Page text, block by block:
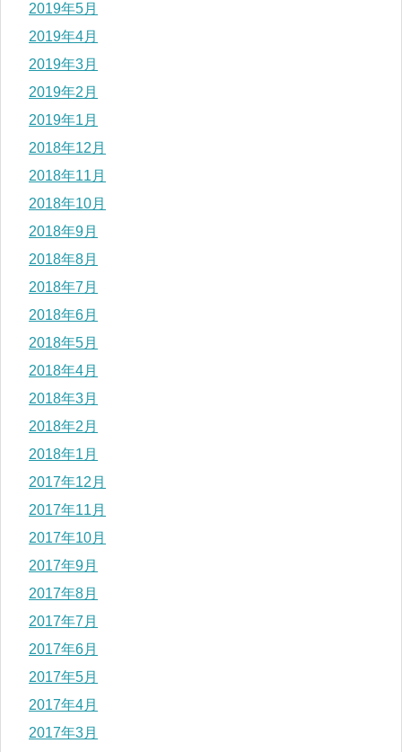
2019年5月
2019年4月
2019年3月
2019年2月
2019年1月
2018年12月
2018年11月
2018年10月
2018年9月
2018年8月
2018年7月
2018年6月
2018年5月
2018年4月
2018年3月
2018年2月
2018年1月
2017年12月
2017年11月
2017年10月
2017年9月
2017年8月
2017年7月
2017年6月
2017年5月
2017年4月
2017年3月